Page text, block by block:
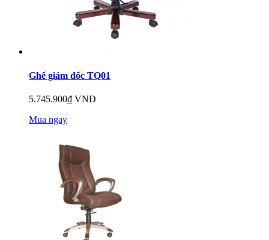
Ghế giám đốc TQ01
5.745.900₫ VNĐ
Mua ngay